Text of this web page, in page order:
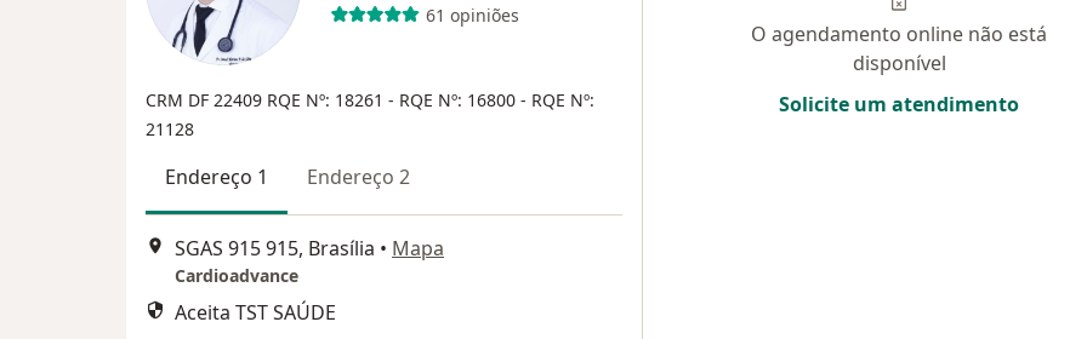
61 opiniões
CRM DF 22409 RQE Nº: 18261 - RQE Nº: 16800 - RQE Nº:
21128
Endereço 1 Endereço 2
SGAS 915 915, Brasília • Mapa
Cardioadvance
Aceita TST SAÚDE
O agendamento online não está
disponível
Solicite um atendimento